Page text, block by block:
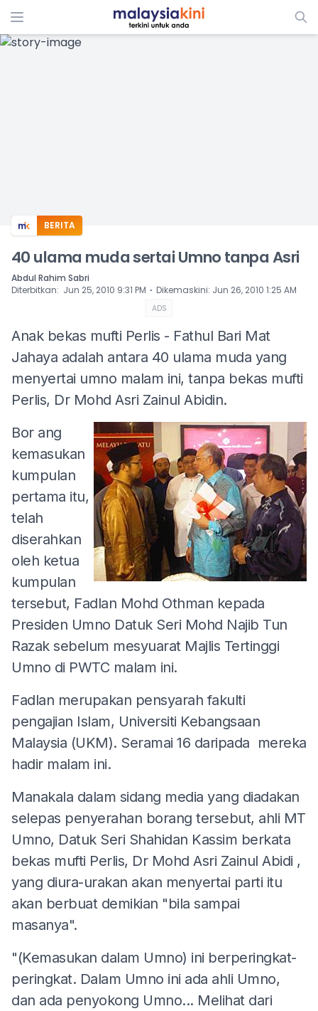
ADS
BERITA
40 ulama muda sertai Umno tanpa Asri
Abdul Rahim Sabri
Diterbitkan: Jun 25, 2010 9:31 PM ⋅ Dikemaskini: Jun 26, 2010 1:25 AM
ADS
Anak bekas mufti Perlis - Fathul Bari Mat
Jahaya adalah antara 40 ulama muda yang
menyertai umno malam ini, tanpa bekas mufti
Perlis, Dr Mohd Asri Zainul Abidin.
Bor ang
kemasukan
kumpulan
pertama itu,
telah
diserahkan
oleh ketua
kumpulan
tersebut, Fadlan Mohd Othman kepada
Presiden Umno Datuk Seri Mohd Najib Tun
Razak sebelum mesyuarat Majlis Tertinggi
Umno di PWTC malam ini.
Fadlan merupakan pensyarah fakulti
pengajian Islam, Universiti Kebangsaan
Malaysia (UKM). Seramai 16 daripada mereka
hadir malam ini.
Manakala dalam sidang media yang diadakan
selepas penyerahan borang tersebut, ahli MT
Umno, Datuk Seri Shahidan Kassim berkata
bekas mufti Perlis, Dr Mohd Asri Zainul Abidi ,
yang diura-urakan akan menyertai parti itu
akan berbuat demikian "bila sampai
masanya".
"(Kemasukan dalam Umno) ini berperingkat-
peringkat. Dalam Umno ini ada ahli Umno,
dan ada penyokong Umno... Melihat dari